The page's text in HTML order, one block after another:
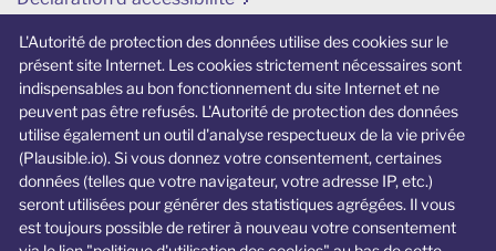
L'Autorité de protection des données utilise des cookies sur le
présent site Internet. Les cookies strictement nécessaires sont
indispensables au bon fonctionnement du site Internet et ne
peuvent pas être refusés. L'Autorité de protection des données
utilise également un outil d'analyse respectueux de la vie privée
(Plausible.io). Si vous donnez votre consentement, certaines
données (telles que votre navigateur, votre adresse IP, etc.)
seront utilisées pour générer des statistiques agrégées. Il vous
est toujours possible de retirer à nouveau votre consentement
Modifier mes préférences en matière de cookies
Site internet lié
jedecide.be
Un site Internet spécifique dédié aux jeunes
et à la vie privée.